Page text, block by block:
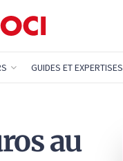
GUIDES ET EXPERTISES
au